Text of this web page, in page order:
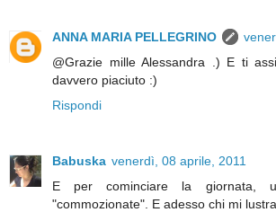
ANNA MARIA PELLEGRINO
@Grazie mille Alessandra .) E ti
davvero piaciuto :)
Rispondi
Babuska venerdì, 08 aprile, 2011
E per cominciare la giornata,
"commozionate". E adesso chi mi